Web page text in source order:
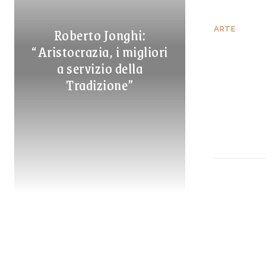
Roberto Jonghi:
“Aristocrazia, i migliori
a servizio della
Tradizione”
ARTE